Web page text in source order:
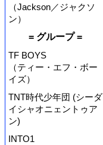
（Jackson／ジャクソ
ン）
= グループ =
TF BOYS
（ティー・エフ・ボー
イズ）
TNT時代少年団 (シーダ
イシャオニェントゥア
ン)
INTO1